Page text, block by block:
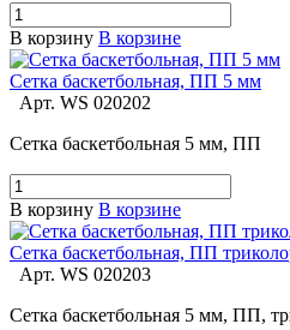
В корзину В корзине
Сетка баскетбольная, ПП 5 мм
Арт. WS 020202
Сетка баскетбольная 5 мм, ПП
В корзину В корзине
Сетка баскетбольная, ПП
Арт. WS 020203
Сетка баскетбольная 5 мм, ПП,